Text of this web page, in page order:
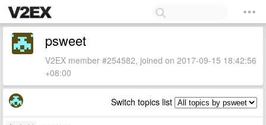
psweet
V2EX member #254582, joined on 2017-09-15 18:42:56
+08:00
Switch topics list